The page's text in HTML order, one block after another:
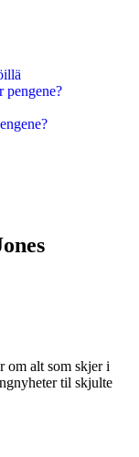
om alt som skjer i
til skjulte